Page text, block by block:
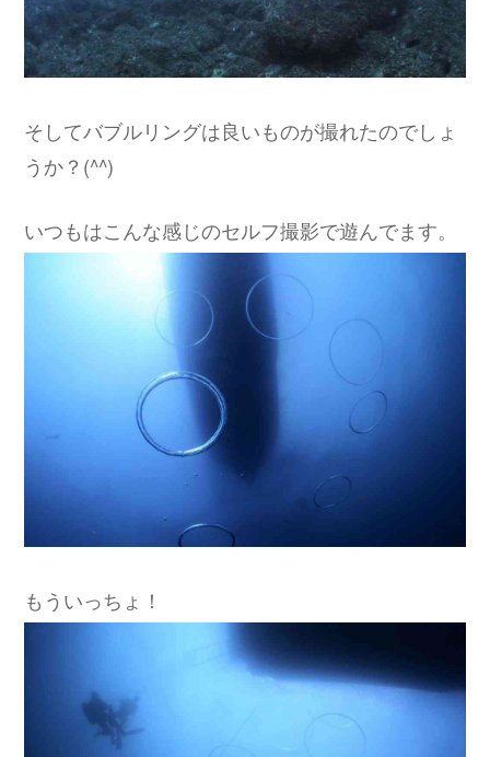
そしてバブルリングは良いものが撮れたのでしょ
うか？(^^)
いつもはこんな感じのセルフ撮影で遊んでます。
もういっちょ！